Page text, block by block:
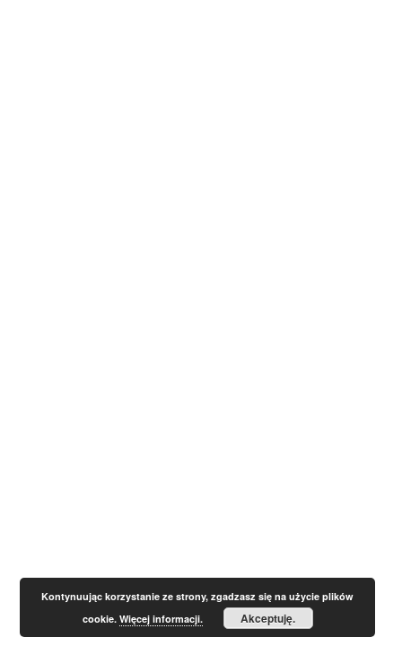
Kontynuując korzystanie ze strony, zgadzasz się na użycie plików
cookie. Więcej informacji. Akceptuję.